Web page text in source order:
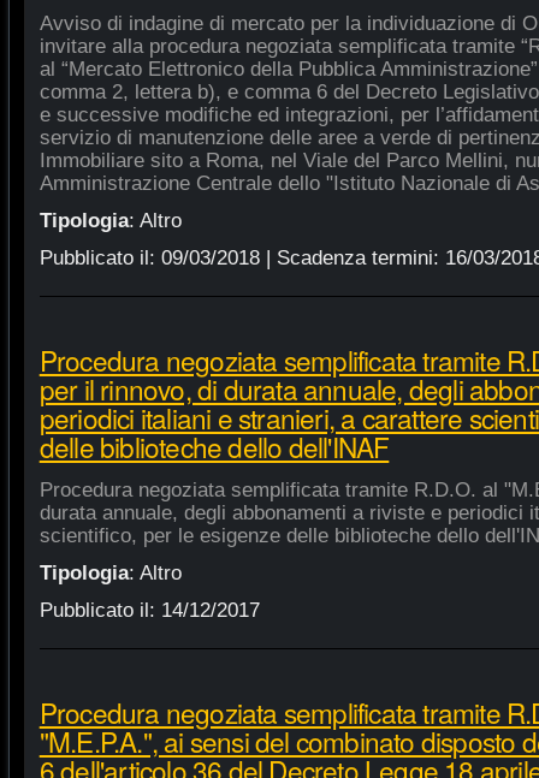
Avviso di indagine di mercato per la individuazione di
invitare alla procedura negoziata semplificata tramite
al “Mercato Elettronico della Pubblica
comma 2, lettera b), e comma 6 del Decreto
e successive modifiche ed integrazioni, per
servizio di manutenzione delle aree a verde di
Immobiliare sito a Roma, nel Viale del Parco Mellini,
Amministrazione Centrale dello "Istituto Nazionale di
Tipologia: Altro
Pubblicato il: 09/03/2018| Scadenza termini: 16/03/
Procedura negoziata semplificata tramite
per il rinnovo, di durata annuale, degli
periodici italiani e stranieri, a carattere
delle biblioteche dello dell'INAF
Procedura negoziata semplificata tramite R.D.O. al
durata annuale, degli abbonamenti a riviste e periodici
scientifico, per le esigenze delle biblioteche dello
Tipologia: Altro
Pubblicato il: 14/12/2017
Procedura negoziata semplificata tramite
"M.E.P.A.", ai sensi del combinato disposto
6 dell'articolo 36 del Decreto Legge 18